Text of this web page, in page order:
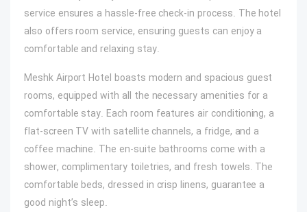
service ensures a hassle-free check-in process. The hotel
also offers room service, ensuring guests can enjoy a
comfortable and relaxing stay.
Meshk Airport Hotel boasts modern and spacious guest
rooms, equipped with all the necessary amenities for a
comfortable stay. Each room features air conditioning, a
flat-screen TV with satellite channels, a fridge, and a
coffee machine. The en-suite bathrooms come with a
shower, complimentary toiletries, and fresh towels. The
comfortable beds, dressed in crisp linens, guarantee a
good night’s sleep.